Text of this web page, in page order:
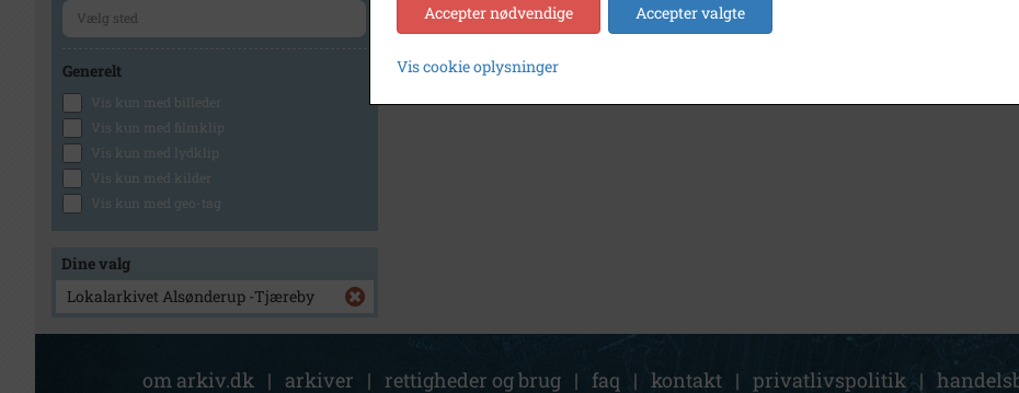
Generelt
Vis kun med billeder
Vis kun med filmklip
Vis kun med lydklip
Vis kun med kilder
Vis kun med geo-tag
Dine valg
Lokalarkivet Alsønderup -Tjæreby
om arkiv.dk | arkiver | rettigheder og brug | faq | kontakt | privatlivspolitik |
Accepter nødvendige Accepter valgte
Vis cookie oplysninger